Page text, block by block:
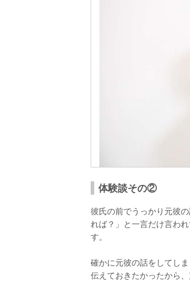
体験談その②
彼氏の前でうっかり元彼
れば？」と一言だけ言わ
す。
確かに元彼の話をしてし
伝えておきたかったから